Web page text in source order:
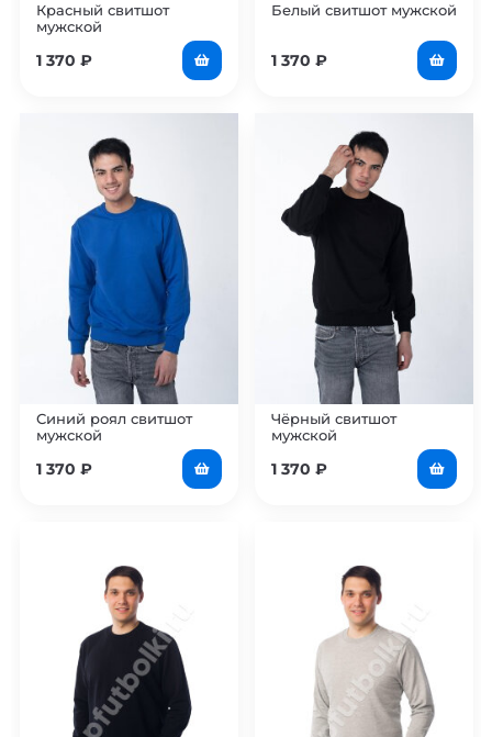
Красный свитшот
мужской
1 370 ₽
Белый свитшот мужской
1 370 ₽
Синий роял свитшот
мужской
1 370 ₽
Чёрный свитшот
мужской
1 370 ₽